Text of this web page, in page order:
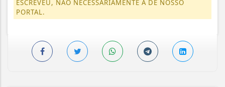
ESCREVEU, NÃO NECESSARIAMENTE A DE NOSSO
PORTAL.